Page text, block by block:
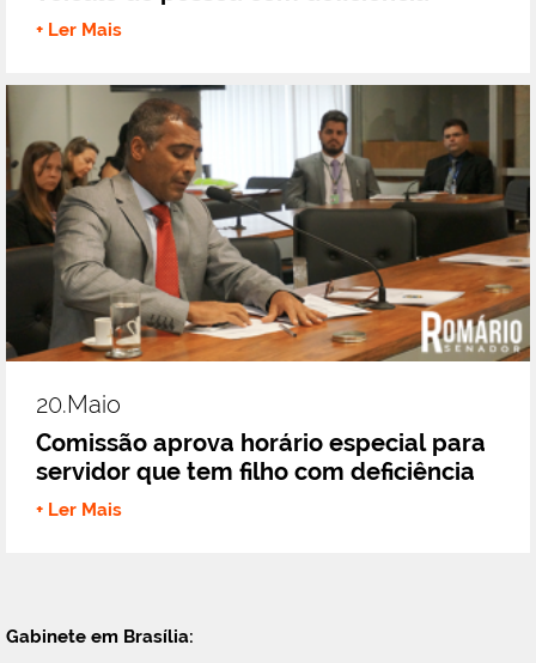
+ Ler Mais
20.maio
Comissão aprova horário especial para
servidor que tem filho com deficiência
+ Ler Mais
Gabinete em Brasília: